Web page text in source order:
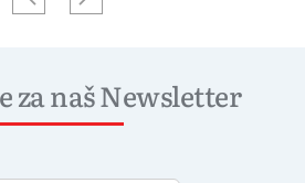
za naš Newsletter